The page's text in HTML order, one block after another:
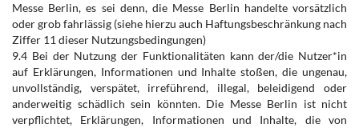
Messe Berlin, es sei denn, die Messe Berlin handelte vorsätzlich
oder grob fahrlässig (siehe hierzu auch Haftungsbeschränkung nach
Ziffer 11 dieser Nutzungsbedingungen)
9.4 Bei der Nutzung der Funktionalitäten kann der/die Nutzer*in
auf Erklärungen, Informationen und Inhalte stoßen, die ungenau,
unvollständig, verspätet, irreführend, illegal, beleidigend oder
anderweitig schädlich sein könnten. Die Messe Berlin ist nicht
verpflichtet, Erklärungen, Informationen und Inhalte, die von